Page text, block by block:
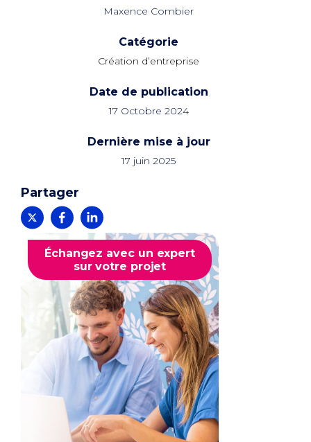
Maxence Combier
Catégorie
Création d’entreprise
Date de publication
17 Octobre 2024
Dernière mise à jour
17 juin 2025
Partager
Échangez avec un expert
sur votre projet